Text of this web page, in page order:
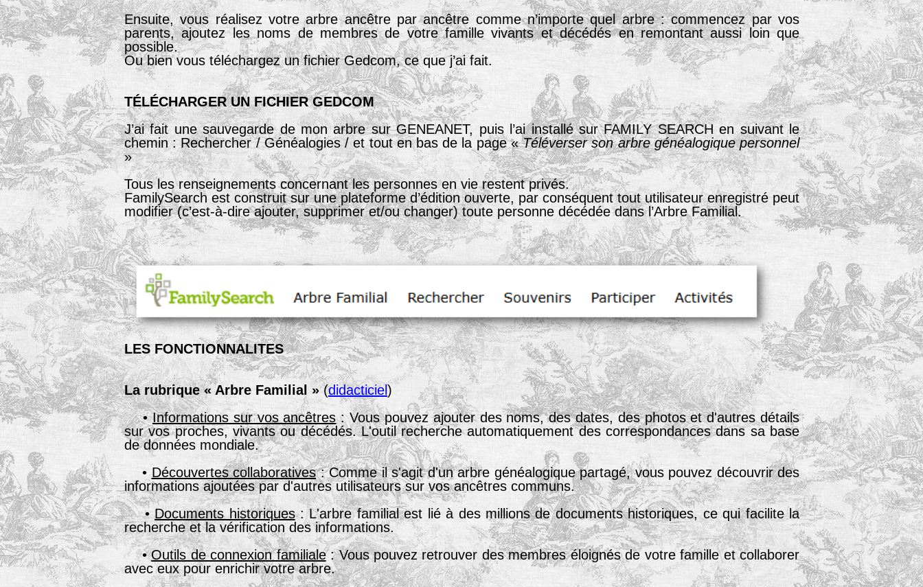
Ensuite, vous réalisez votre arbre ancêtre par ancêtre comme n’importe quel arbre : commencez par vos
parents, ajoutez les noms de membres de votre famille vivants et décédés en remontant aussi loin que
possible.
Ou bien vous téléchargez un fichier Gedcom, ce que j’ai fait.
TÉLÉCHARGER UN FICHIER GEDCOM
J’ai fait une sauvegarde de mon arbre sur GENEANET, puis l’ai installé sur FAMILY SEARCH en suivant le
chemin : Rechercher / Généalogies / et tout en bas de la page «Téléverser son arbre généalogique personnel
»
Tous les renseignements concernant les personnes en vie restent privés.
FamilySearch est construit sur une plateforme d’édition ouverte, par conséquent tout utilisateur enregistré peut
modifier (c’est-à-dire ajouter, supprimer et/ou changer) toute personne décédée dans l’Arbre Familial.
LES FONCTIONNALITES
La rubrique « Arbre Familial »(didacticiel)
•Informations sur vos ancêtres: Vous pouvez ajouter des noms, des dates, des photos et d'autres détails
sur vos proches, vivants ou décédés. L'outil recherche automatiquement des correspondances dans sa base
de données mondiale.
• Découvertes collaboratives: Comme il s'agit d'un arbre généalogique partagé, vous pouvez découvrir des
informations ajoutées par d'autres utilisateurs sur vos ancêtres communs.
•Documents historiques: L'arbre familial est lié à des millions de documents historiques, ce qui facilite la
recherche et la vérification des informations.
•Outils de connexion familiale: Vous pouvez retrouver des membres éloignés de votre famille et collaborer
avec eux pour enrichir votre arbre.